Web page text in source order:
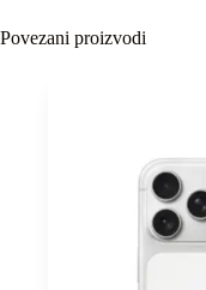
Povezani proizvodi